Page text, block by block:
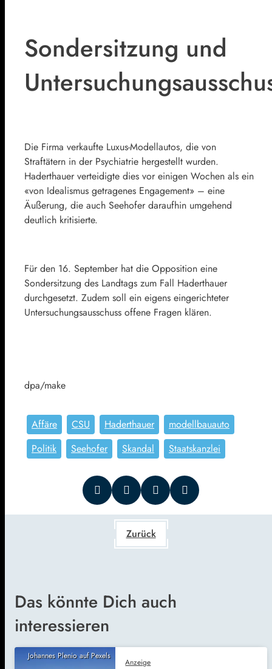
Sondersitzung und
Die Firma verkaufte Luxus-Modellautos, die von
Straftätern in der Psychiatrie hergestellt wurden.
Haderthauer verteidigte dies vor einigen Wochen als ein
«von Idealismus getragenes Engagement» – eine
Äußerung, die auch Seehofer daraufhin umgehend
deutlich kritisierte.
Für den 16. September hat die Opposition eine
Sondersitzung des Landtags zum Fall Haderthauer
durchgesetzt. Zudem soll ein eigens eingerichteter
Untersuchungsausschuss offene Fragen klären.
dpa/make
Affäre CSU Haderthauer
modellbauauto
Politik
Seehofer Skandal Staatskanzlei
Zurück
Das könnte Dich auch
interessieren
Johannes Plenio auf Pexels
Anzeige